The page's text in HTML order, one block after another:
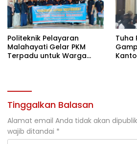
Politeknik Pelayaran
Malahayati Gelar PKM
Terpadu untuk Warga
Tuha
Tinggalkan Balasan
Alamat email Anda tidak akan
wajib ditandai *